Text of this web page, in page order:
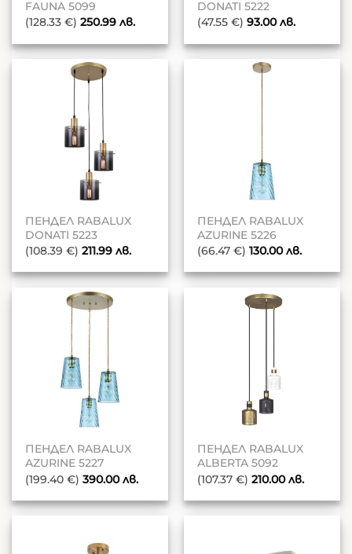
FAUNA 5099
(128.33 €) 250.99лв.
DONATI 5222
(47.55 €) 93.00лв.
ПЕНДЕЛ RABALUX
DONATI 5223
(108.39 €) 211.99лв.
ПЕНДЕЛ RABALUX
AZURINE 5226
(66.47 €) 130.00лв.
ПЕНДЕЛ RABALUX
AZURINE 5227
(199.40 €) 390.00лв.
ПЕНДЕЛ RABALUX
ALBERTA 5092
(107.37 €) 210.00лв.